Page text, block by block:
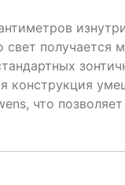
свет
конструкция
что